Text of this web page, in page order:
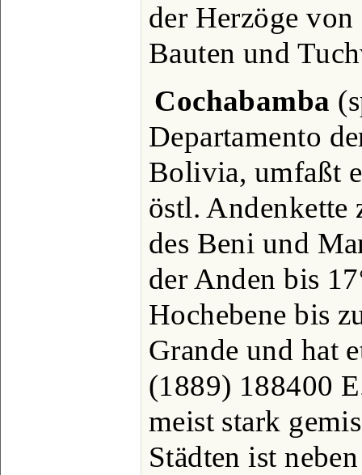
der Herzöge
Bauten und
Cochabamba
Departamento
Bolivia, umfaßt
östl. Andenkette
des Beni und
der Anden bis
Hochebene bis
Grande und hat
(1889) 188400
meist stark
Städten ist